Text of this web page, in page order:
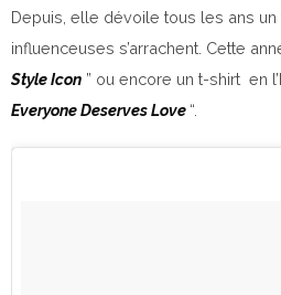
Depuis, elle dévoile tous les ans
influenceuses s’arrachent. Cette
Style Icon ” ou encore un t-shirt en
Everyone Deserves Love “.